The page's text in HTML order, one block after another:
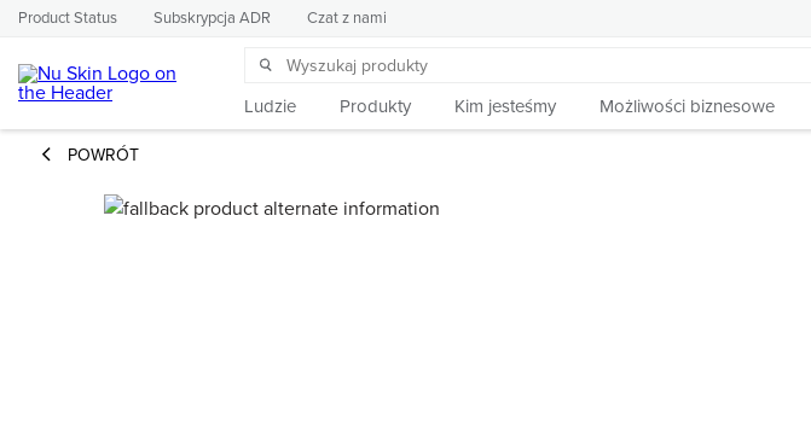
Product Status Subskrypcja ADR Czat z nami
Ludzie Produkty Kim jesteśmy Możliwości biznesowe
POWRÓT